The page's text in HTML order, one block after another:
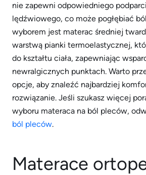
nie zapewni odpowiedniego
lędźwiowego, co może pogłębiać
wyborem jest materac średniej
warstwą pianki termoelastycznej,
do kształtu ciała, zapewniając
newralgicznych punktach. Warto
opcje, aby znaleźć najbardziej
rozwiązanie. Jeśli szukasz więcej
wyboru materaca na ból pleców,
ból pleców.
Materace